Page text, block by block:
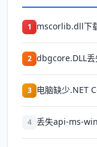
1 mscorlib.dll下
2 dbgcore.DLL丢
3 电脑缺少.NET
4 丢失api-ms-